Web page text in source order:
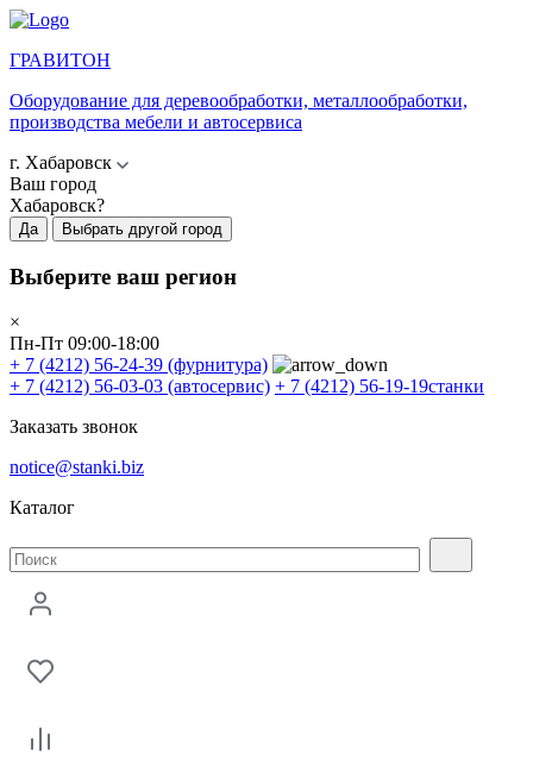
ГРАВИТОН
Оборудование для деревообработки, металлообработки,
производства мебели и автосервиса
г. Хабаровск
Ваш город
Хабаровск?
Да Выбрать другой город
Выберите ваш регион
×
Пн-Пт 09:00-18:00
+ 7 (4212) 56-24-39 (фурнитура)
+ 7 (4212) 56-03-03 (автосервис) + 7 (4212) 56-19-19станки
Заказать звонок
notice@stanki.biz
Каталог